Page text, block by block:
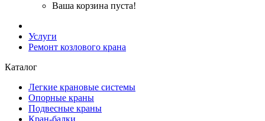
Ваша корзина пуста!
Услуги
Ремонт козлового крана
Каталог
Легкие крановые системы
Опорные краны
Подвесные краны